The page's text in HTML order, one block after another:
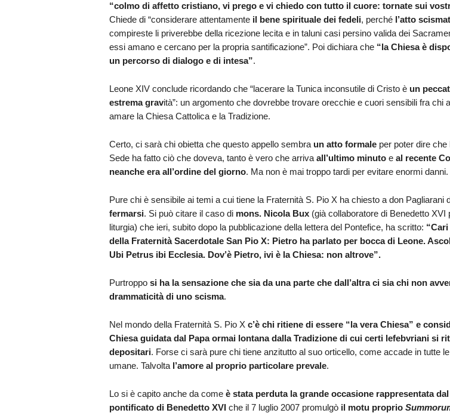
“colmo di affetto cristiano, vi prego e vi chiedo con tutto il cuore: tornate sui
Chiede di “considerare attentamente il bene spirituale dei fedeli, perché l’atto
compireste li priverebbe della ricezione lecita e in taluni casi persino valida dei
essi amano e cercano per la propria santificazione”. Poi dichiara che “la Chiesa è
un percorso di dialogo e di intesa”.
Leone XIV conclude ricordando che “lacerare la Tunica inconsutile di Cristo è un
estrema gravità”: un argomento che dovrebbe trovare orecchie e cuori sensibili fra chi
amare la Chiesa Cattolica e la Tradizione.
Certo, ci sarà chi obietta che questo appello sembra un atto formaleper poter dire che
Sede ha fatto ciò che doveva, tanto è vero che arriva all’ultimo minutoe al recente
neanche era all’ordine del giorno. Ma non è mai troppo tardi per evitare enormi danni.
Pure chi è sensibile ai temi a cui tiene la Fraternità S. Pio X ha chiesto a don Pagliarani
fermarsi. Si può citare il caso di mons. Nicola Bux(già collaboratore di Benedetto XVI
liturgia) che ieri, subito dopo la pubblicazione della lettera del Pontefice, ha scritto: “
della Fraternità Sacerdotale San Pio X: Pietro ha parlato per bocca di Leone.
Ubi Petrus ibi Ecclesia. Dov’è Pietro, ivi è la Chiesa: non altrove”.
Purtroppo si ha la sensazione che sia da una parte che dall’altra ci sia chi non
drammaticità di uno scisma.
Nel mondo della Fraternità S. Pio X c’è chi ritiene di essere “la vera Chiesa” e
Chiesa guidata dal Papa ormai lontana dalla Tradizione di cui certi lefebvriani si
depositari. Forse ci sarà pure chi tiene anzitutto al suo orticello, come accade in tutte
umane. Talvolta l’amore al proprio particolare prevale.
Lo si è capito anche da come è stata perduta la grande occasione rappresentata dal
pontificato di Benedetto XVIche il 7 luglio 2007 promulgò il motu proprio